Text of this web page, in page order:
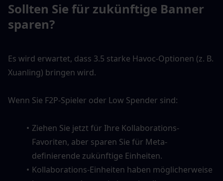
Sollten Sie für zukünftige Banner
sparen?
Es wird erwartet, dass 3.5 starke Havoc-Optionen (z. B.
Xuanling) bringen wird.
Wenn Sie F2P-Spieler oder Low Spender sind:
Ziehen Sie jetzt für Ihre Kollaborations-
Favoriten, aber sparen Sie für Meta-
definierende zukünftige Einheiten.
Kollaborations-Einheiten haben möglicherweise